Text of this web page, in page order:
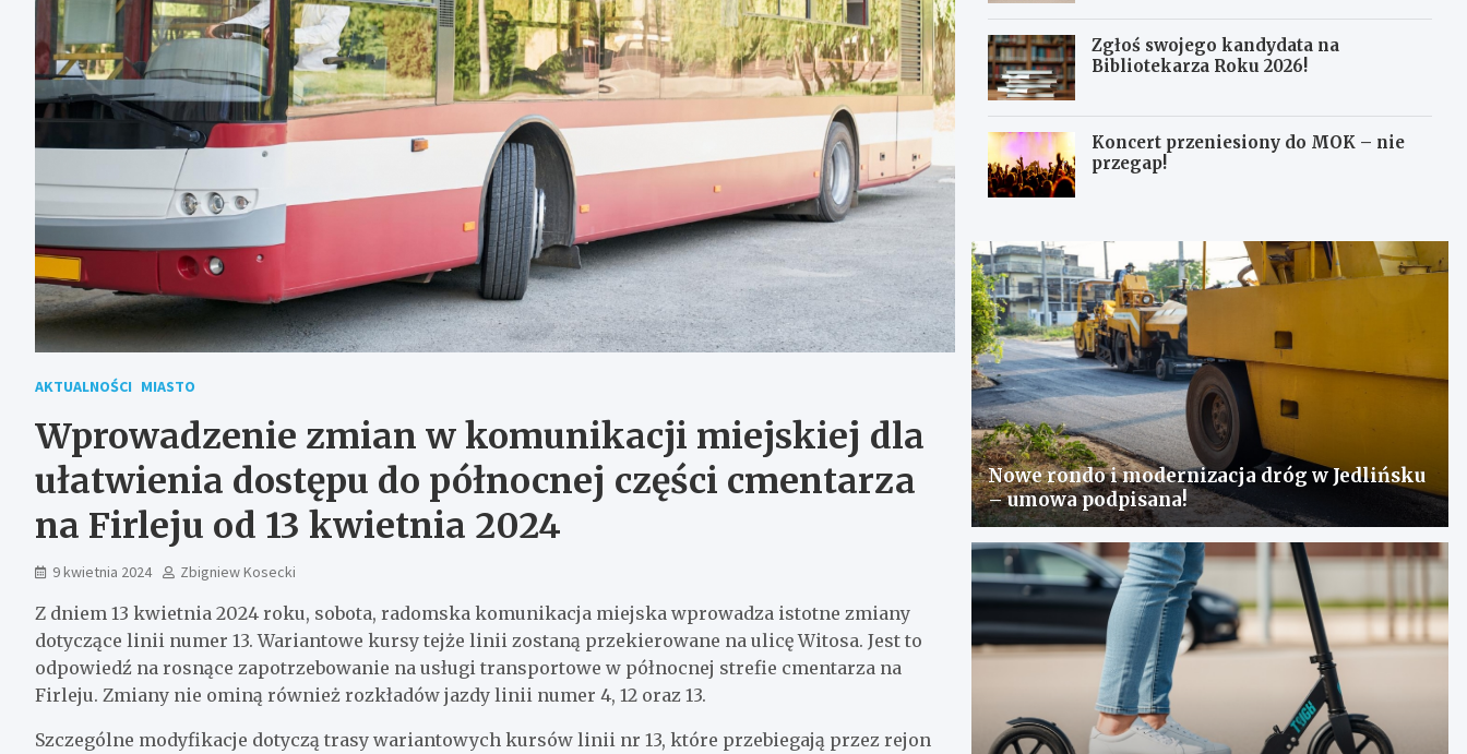
AKTUALNOŚCI MIASTO
Wprowadzenie zmian w komunikacji miejskiej dla
ułatwienia dostępu do północnej części cmentarza
na Firleju od 13 kwietnia 2024
9 kwietnia 2024 Zbigniew Kosecki
Z dniem 13 kwietnia 2024 roku, sobota, radomska komunikacja miejska wprowadza istotne zmiany
dotyczące linii numer 13. Wariantowe kursy tejże linii zostaną przekierowane na ulicę Witosa. Jest to
odpowiedź na rosnące zapotrzebowanie na usługi transportowe w północnej strefie cmentarza na
Firleju. Zmiany nie ominą również rozkładów jazdy linii numer 4, 12 oraz 13.
Szczególne modyfikacje dotyczą trasy wariantowych kursów linii nr 13, które przebiegają przez rejon
Zgłoś swojego kandydata na
Bibliotekarza Roku 2026!
Koncert przeniesiony do MOK – nie
przegap!
Nowe rondo i modernizacja dróg w Jedlińsku
– umowa podpisana!